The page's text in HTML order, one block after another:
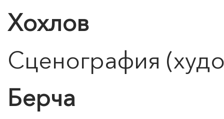
Хохлов
Сценография
Берча